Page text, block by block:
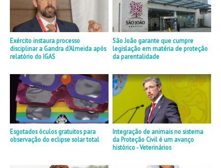
Exército instaura processo
disciplinar a Gandra d'Almeida após
relatório do IGAS
São João garante que cumpre
legislação em matéria de proteção
da parentalidade
Esgotados óculos gratuitos para
observação do eclipse solar total
Integração de animais no sistema
da Proteção Civil é um avanço
histórico - Veterinários